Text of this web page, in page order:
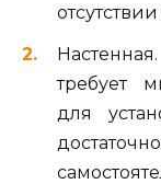
требует
для